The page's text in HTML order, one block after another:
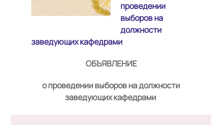
проведении
выборов на
должности
заведующих кафедрами
ОБЪЯВЛЕНИЕ
о проведении выборов на должности
заведующих кафедрами